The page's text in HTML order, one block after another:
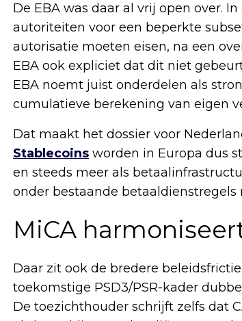
De EBA was daar al vrij open over.
autoriteiten voor een beperkte
autorisatie moeten eisen, na een
EBA ook expliciet dat dit niet
EBA noemt juist onderdelen als
cumulatieve berekening van eigen
Dat maakt het dossier voor
Stablecoins worden in Europa dus
en steeds meer als
onder bestaande betaaldienstregels
MiCA
Daar zit ook de bredere
toekomstige PSD3/PSR-kader
De toezichthouder schrijft zelfs dat